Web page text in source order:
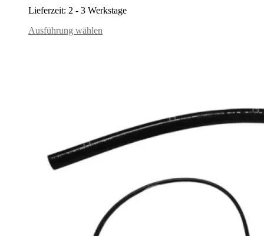
Lieferzeit: 2 - 3 Werkstage
Ausführung wählen